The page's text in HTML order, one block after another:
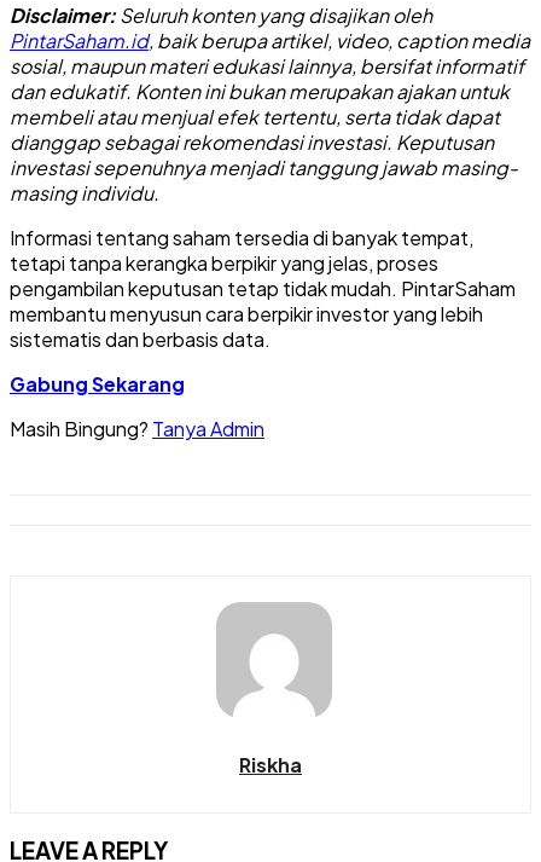
Disclaimer:Seluruh konten yang disajikan oleh
PintarSaham.id, baik berupa artikel, video, caption media
sosial, maupun materi edukasi lainnya, bersifat informatif
dan edukatif. Konten ini bukan merupakan ajakan untuk
membeli atau menjual efek tertentu, serta tidak dapat
dianggap sebagai rekomendasi investasi. Keputusan
investasi sepenuhnya menjadi tanggung jawab masing-
masing individu.
Informasi tentang saham tersedia di banyak tempat,
tetapi tanpa kerangka berpikir yang jelas, proses
pengambilan keputusan tetap tidak mudah. PintarSaham
membantu menyusun cara berpikir investor yang lebih
sistematis dan berbasis data.
Gabung Sekarang
Masih Bingung? Tanya Admin
Riskha
LEAVE A REPLY